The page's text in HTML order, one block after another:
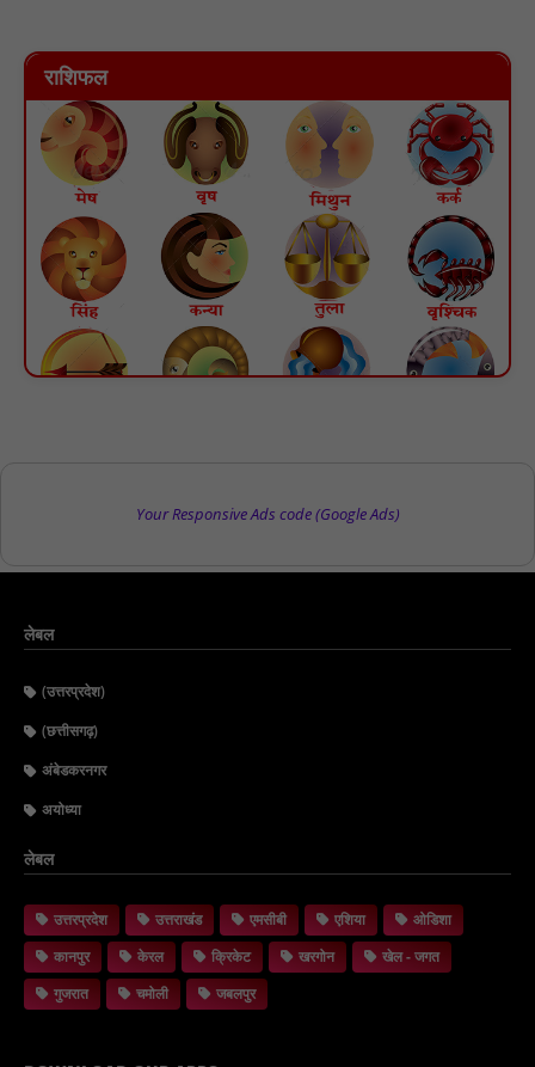
राशिफल
Your Responsive Ads code (Google Ads)
लेबल
(उत्तरप्रदेश)
(छत्तीसगढ़)
अंबेडकरनगर
अयोध्या
लेबल
उत्तरप्रदेश उत्तराखंड एमसीबी एशिया
ओडिशा
कानपुर
केरल क्रिकेट खरगोन
खेल - जगत
गुजरात
चमोली जबलपुर